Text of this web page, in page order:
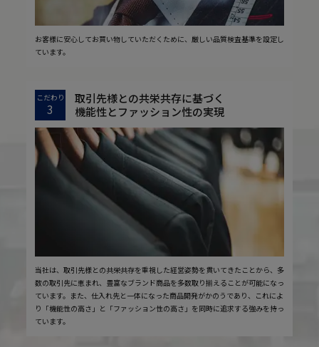
お客様に安心してお買い物していただくために、厳しい品質検査基準を設定し
ています。
こだわり
3
取引先様との共栄共存に基づく
機能性とファッション性の実現
当社は、取引先様との共栄共存を重視した経営姿勢を貫いてきたことから、多
数の取引先に恵まれ、豊富なブランド商品を多数取り揃えることが可能になっ
ています。また、仕入れ先と一体になった商品開発がかのうであり、これによ
り「機能性の高さ」と「ファッション性の高さ」を同時に追求する強みを持っ
ています。